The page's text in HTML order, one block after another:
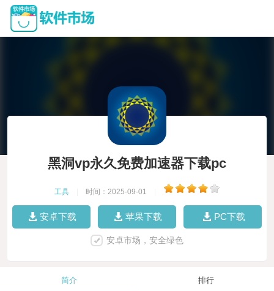
黑洞vp永久免费加速器下载pc
工具 时间：2025-09-01
安卓下载 苹果下载 PC下载
安卓市场，安全绿色
简介 排行